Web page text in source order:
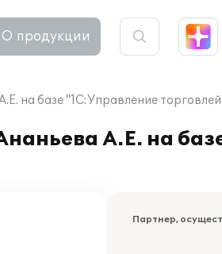
О продукции
на базе "1С:Управление
А.Е. на
Партнер,